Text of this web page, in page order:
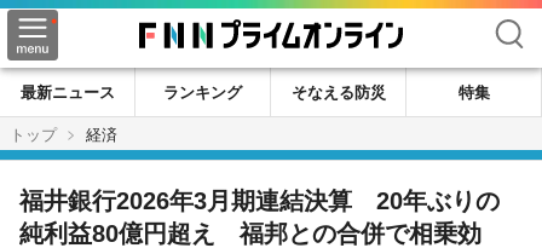
検索
最新ニュース ランキング そなえる防災
特集
トップ
経済
福井銀行2026年3月期連結決算 20年ぶりの
純利益80億円超え 福邦との合併で相乗効